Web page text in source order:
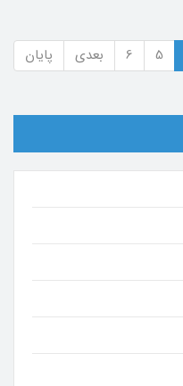
5
6 بعدی پایان